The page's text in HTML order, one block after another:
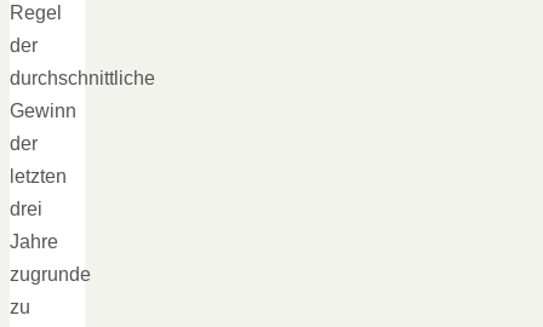
Regel
der
durchschnittliche
Gewinn
der
letzten
drei
Jahre
zugrunde
zu